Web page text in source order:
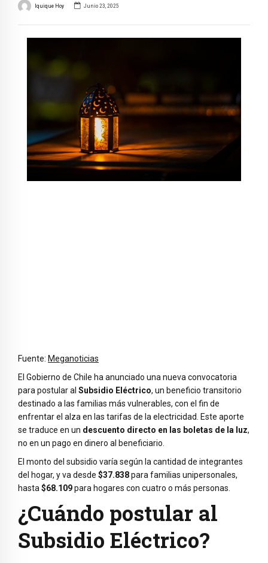
Iquique Hoy Junio 23, 2025
Fuente: Meganoticias
El Gobierno de Chile ha anunciado una nueva convocatoria
para postular al Subsidio Eléctrico, un beneficio transitorio
destinado a las familias más vulnerables, con el fin de
enfrentar el alza en las tarifas de la electricidad. Este aporte
se traduce en un descuento directo en las boletas de la luz,
no en un pago en dinero al beneficiario.
El monto del subsidio varía según la cantidad de integrantes
del hogar, y va desde $37.838para familias unipersonales,
hasta $68.109para hogares con cuatro o más personas.
¿Cuándo postular al
Subsidio Eléctrico?